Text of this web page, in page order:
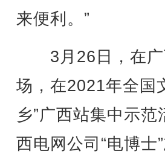
来便利。”
3月26日，在广
场，在2021年全国
乡”广西站集中示
西电网公司“电博士